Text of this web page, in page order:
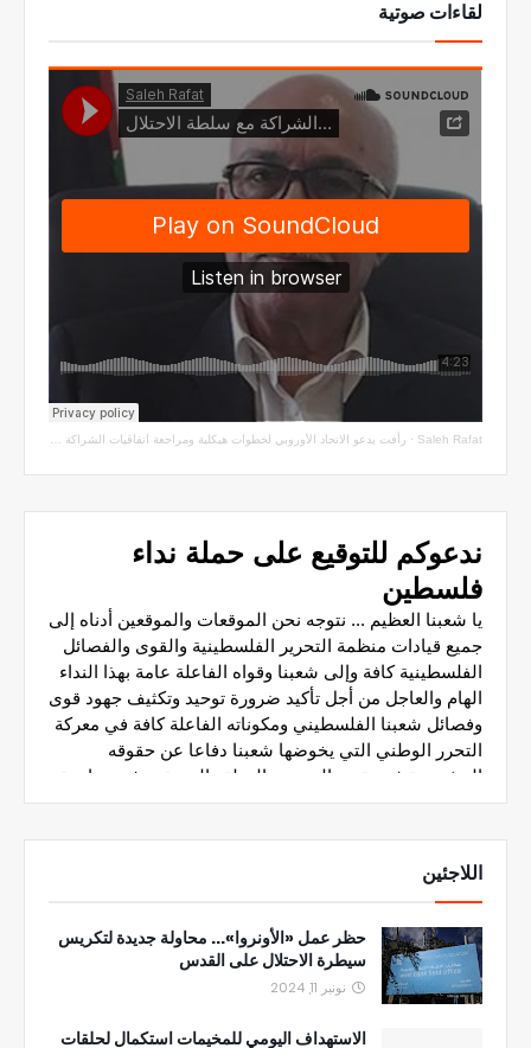
لقاءات صوتية
Saleh Rafat
· رأفت يدعو الاتحاد الأوروبي لخطوات هيكلية ومراجعة اتفاقيات الشراكة مع سلطة الاحتلال
اللاجئين
حظر عمل «الأونروا»... محاولة جديدة لتكريس
سيطرة الاحتلال على القدس
نونبر 11, 2024
الاستهداف اليومي للمخيمات استكمال لحلقات